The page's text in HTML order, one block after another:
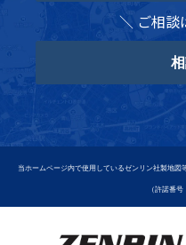
＼ ご相談
当ホームページ内で使用しているゼンリン社製地
（許諾番